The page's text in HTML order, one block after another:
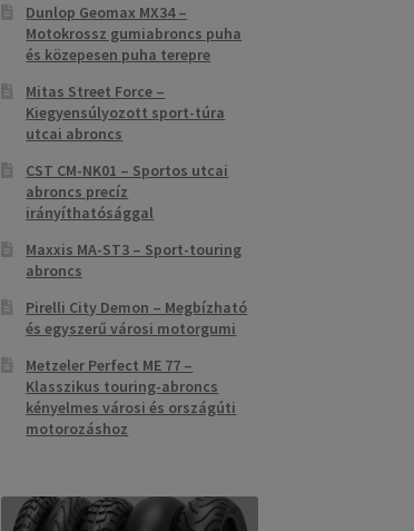
Dunlop Geomax MX34 –
Motokrossz gumiabroncs puha
és közepesen puha terepre
Mitas Street Force –
Kiegyensúlyozott sport-túra
utcai abroncs
CST CM-NK01 – Sportos utcai
abroncs precíz
irányíthatósággal
Maxxis MA-ST3 – Sport-touring
abroncs
Pirelli City Demon – Megbízható
és egyszerű városi motorgumi
Metzeler Perfect ME 77 –
Klasszikus touring-abroncs
kényelmes városi és országúti
motorozáshoz